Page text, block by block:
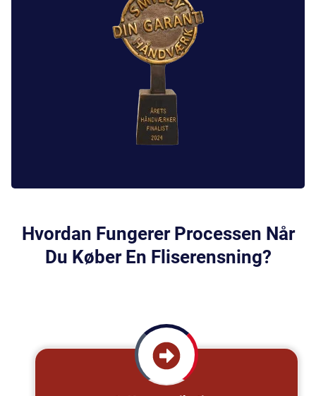
Hvordan Fungerer Processen Når
Du Køber En Fliserensning?